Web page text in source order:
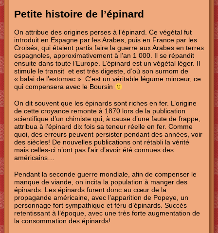
Petite histoire de l’épinard
On attribue des origines perses à l’épinard. Ce végétal fut
introduit en Espagne par les Arabes, puis en France par les
Croisés, qui étaient partis faire la guerre aux Arabes en terres
espagnoles, approximativement à l’an 1 000. Il se répandit
ensuite dans toute l’Europe. L’épinard est un végétal léger. Il
stimule le transit et est très digeste, d’où son surnom de
« balai de l’estomac ». C’est un véritable légume minceur, ce
qui compensera avec le Boursin
On dit souvent que les épinards sont riches en fer. L’origine
de cette croyance remonte à 1870 lors de la publication
scientifique d’un chimiste qui, à cause d’une faute de frappe,
attribua à l’épinard dix fois sa teneur réelle en fer. Comme
quoi, des erreurs peuvent persister pendant des années, voir
des siècles! De nouvelles publications ont rétabli la vérité
mais celles-ci n’ont pas l’air d’avoir été connues des
américains…
Pendant la seconde guerre mondiale, afin de compenser le
manque de viande, on incita la population à manger des
épinards. Les épinards furent donc au cœur de la
propagande américaine, avec l’apparition de Popeye, un
personnage fort sympathique et féru d’épinards. Succès
retentissant à l’époque, avec une très forte augmentation de
la consommation des épinards!